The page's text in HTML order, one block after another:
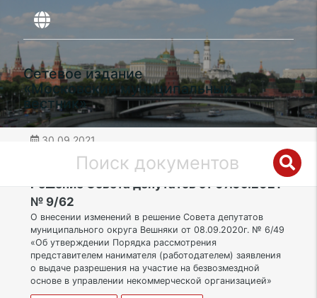
Сетевое издание
«Московский муниципальный
вестник»
30.09.2021
ВАО | Муниципальный округ Вешняки
Решение Совета депутатов от 07.09.2021
№ 9/62
О внесении изменений в решение Совета депутатов
муниципального округа Вешняки от 08.09.2020г. № 6/49
«Об утверждении Порядка рассмотрения
представителем нанимателя (работодателем) заявления
о выдаче разрешения на участие на безвозмездной
основе в управлении некоммерческой организацией»